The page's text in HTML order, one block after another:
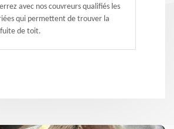
avec nos couvreurs qualifiés les
qui permettent de trouver la
fuite de toit.